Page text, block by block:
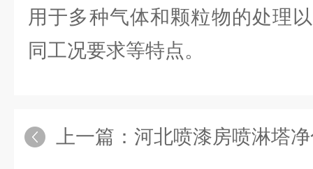
用于多种气体和颗粒物的处理
同工况要求等特点。
上一篇： 河北喷漆房喷淋塔